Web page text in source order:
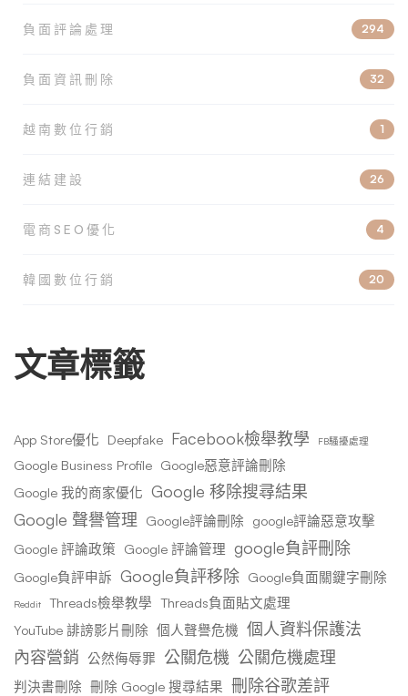
負面評論處理 294
負面資訊刪除 32
越南數位行銷 1
連結建設 26
電商SEO優化 4
韓國數位行銷 20
文章標籤
App Store優化 Deepfake Facebook檢舉教學 FB騷擾處理
Google Business Profile Google惡意評論刪除
Google 我的商家優化 Google 移除搜尋結果
Google 聲譽管理 Google評論刪除 google評論惡意攻擊
Google 評論政策 Google 評論管理 google負評刪除
Google負評申訴 Google負評移除 Google負面關鍵字刪除
Reddit Threads檢舉教學 Threads負面貼文處理
YouTube 誹謗影片刪除 個人聲譽危機 個人資料保護法
內容營銷 公然侮辱罪 公關危機 公關危機處理
判決書刪除 刪除 Google 搜尋結果 刪除谷歌差評